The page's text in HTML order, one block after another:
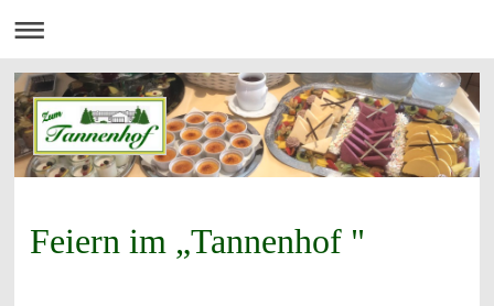
Feiern im „Tannenhof "